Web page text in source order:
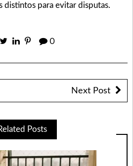
distintos para evitar disputas.
0
Next Post
Posts